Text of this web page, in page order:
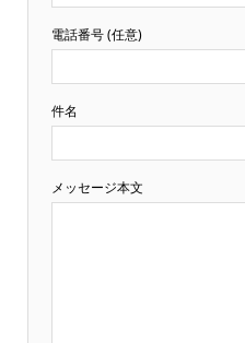
電話番号 (任意)
件名
メッセージ本文